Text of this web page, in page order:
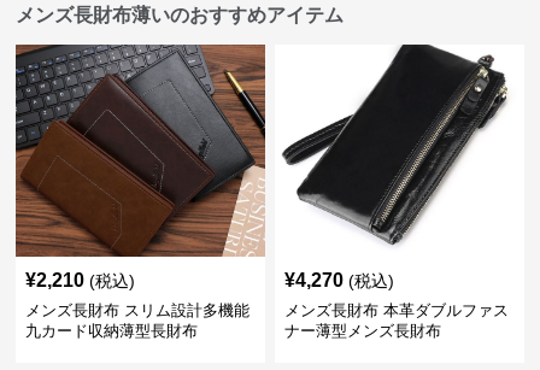
メンズ長財布薄いのおすすめアイテム
¥2,210 (税込)
メンズ長財布 スリム設計多機能
九カード収納薄型長財布
¥4,270 (税込)
メンズ長財布 本革ダブルファス
ナー薄型メンズ長財布